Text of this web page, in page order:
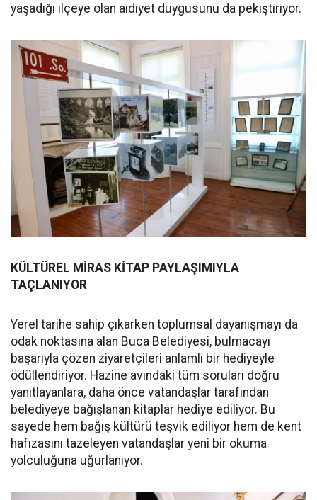
yaşadığı ilçeye olan aidiyet duygusunu da pekiştiriyor.
KÜLTÜREL MİRAS KİTAP PAYLAŞIMIYLA
TAÇLANIYOR
Yerel tarihe sahip çıkarken toplumsal dayanışmayı da
odak noktasına alan Buca Belediyesi, bulmacayı
başarıyla çözen ziyaretçileri anlamlı bir hediyeyle
ödüllendiriyor. Hazine avındaki tüm soruları doğru
yanıtlayanlara, daha önce vatandaşlar tarafından
belediyeye bağışlanan kitaplar hediye ediliyor. Bu
sayede hem bağış kültürü teşvik ediliyor hem de kent
hafızasını tazeleyen vatandaşlar yeni bir okuma
yolculuğuna uğurlanıyor.